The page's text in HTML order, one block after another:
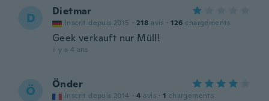
D Dietmar
Inscrit depuis 2015 · 218 avis · 126 chargements
Geek verkauft nur Müll!
il y a 4 ans
Ö Önder
Inscrit depuis 2014 · 4 avis · 1 chargements